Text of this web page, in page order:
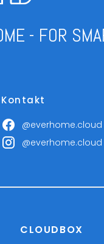
- FOR
Kontakt
@everhome.cloud
@everhome.cloud
CLOUDBOX